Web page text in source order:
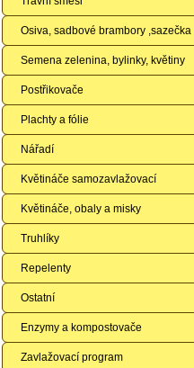
Osiva, sadbové brambory ,sazečka
Semena zelenina, bylinky, květiny
Postřikovače
Plachty a fólie
Nářadí
Květináče samozavlažovací
Květináče, obaly a misky
Truhlíky
Repelenty
Ostatní
Enzymy a kompostovače
Zavlažovací program